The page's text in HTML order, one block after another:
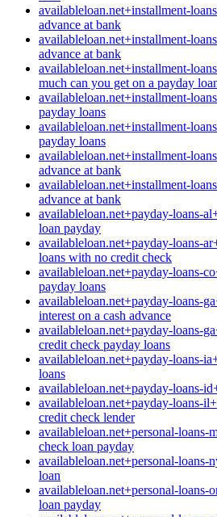
availableloan.net+installment-
advance at bank
availableloan.net+installment-
advance at bank
availableloan.net+installment-
much can you get on a payday
availableloan.net+installment-
payday loans
availableloan.net+installment-
payday loans
availableloan.net+installment-
advance at bank
availableloan.net+installment-
advance at bank
availableloan.net+payday-loans-
loan payday
availableloan.net+payday-loans-
loans with no credit check
availableloan.net+payday-loans-
payday loans
availableloan.net+payday-loans-
interest on a cash advance
availableloan.net+payday-loans-
credit check payday loans
availableloan.net+payday-loans-
loans
availableloan.net+payday-loans-
availableloan.net+payday-loans-
credit check lender
availableloan.net+personal-loans-
check loan payday
availableloan.net+personal-loans-
loan
availableloan.net+personal-loans-
loan payday